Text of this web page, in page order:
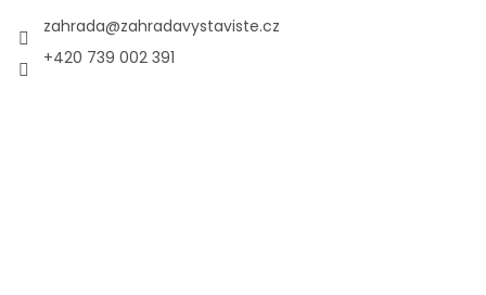
zahrada@zahradavystaviste.cz
+420 739 002 391